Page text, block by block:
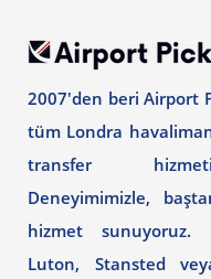
2007'den beri Airport
tüm Londra
transfer
Deneyimimizle,
hizmet sunuyoruz.
Luton, Stansted